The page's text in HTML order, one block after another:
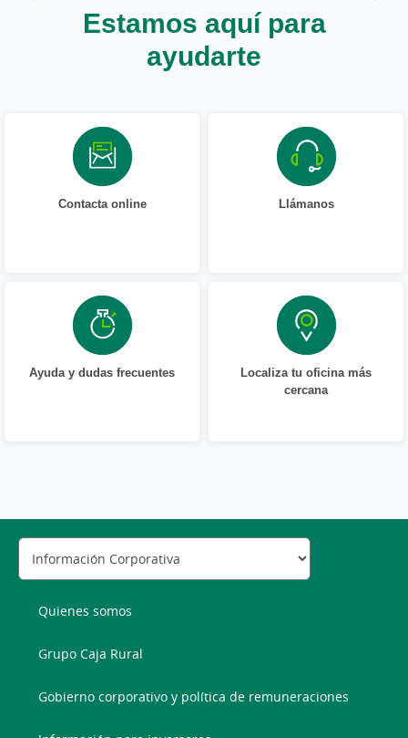
Estamos aquí para
ayudarte
Contacta online Llámanos
Ayuda y dudas frecuentes
Localiza tu oficina más
cercana
Quienes somos
Grupo Caja Rural
Gobierno corporativo y política de remuneraciones